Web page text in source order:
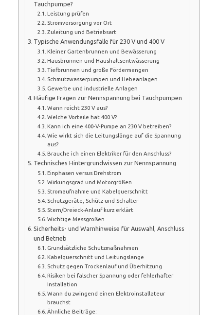
Tauchpumpe?
Leistung prüfen
Stromversorgung vor Ort
Zuleitung und Betriebsart
Typische Anwendungsfälle für 230 V und 400 V
Kleiner Gartenbrunnen und Bewässerung
Hausbrunnen und Haushaltsentwässerung
Tiefbrunnen und große Fördermengen
Schmutzwasserpumpen und Hebeanlagen
Gewerbe und industrielle Anlagen
Häufige Fragen zur Nennspannung bei Tauchpumpen
Wann reicht 230 V aus?
Welche Vorteile hat 400 V?
Kann ich eine 400‑V‑Pumpe an 230 V betreiben?
Wie wirkt sich die Leitungslänge auf die Spannung
aus?
Brauche ich einen Elektriker für den Anschluss?
Technisches Hintergrundwissen zur Nennspannung
Einphasen versus Drehstrom
Wirkungsgrad und Motorgrößen
Stromaufnahme und Kabelquerschnitt
Schutzgeräte, Schütz und Schalter
Stern/Dreieck-Anlauf kurz erklärt
Wichtige Messgrößen
Sicherheits- und Warnhinweise für Auswahl, Anschluss
und Betrieb
Grundsätzliche Schutzmaßnahmen
Kabelquerschnitt und Leitungslänge
Schutz gegen Trockenlauf und Überhitzung
Risiken bei falscher Spannung oder fehlerhafter
Installation
Wann du zwingend einen Elektroinstallateur
brauchst
Ähnliche Beiträge: